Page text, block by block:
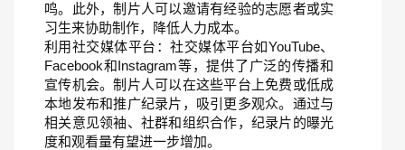
鸣。此外，制片人可以邀请有经验的志愿者或实
习生来协助制作，降低人力成本。
利用社交媒体平台：社交媒体平台如YouTube、
Facebook和Instagram等，提供了广泛的传播和
宣传机会。制片人可以在这些平台上免费或低成
本地发布和推广纪录片，吸引更多观众。通过与
相关意见领袖、社群和组织合作，纪录片的曝光
度和观看量有望进一步增加。